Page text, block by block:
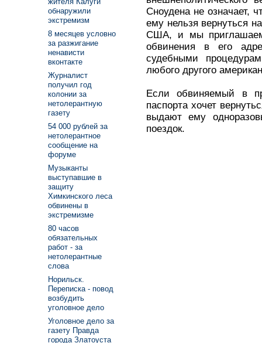
Сноудена не означает,
ему нельзя вернуться
США, и мы приглашаем
обвинения в его
судебными
любого другого
Если обвиняемый в
паспорта хочет
выдают ему
поездок.
обнаружили
экстремизм
8 месяцев условно
за разжигание
ненависти
вконтакте
Журналист
получил год
колонии за
нетолерантную
газету
54 000 рублей за
нетолерантное
сообщение на
форуме
Музыканты
выступавшие в
защиту
Химкинского леса
обвинены в
экстремизме
80 часов
обязательных
работ - за
нетолерантные
слова
Норильск.
Переписка - повод
возбудить
уголовное дело
Уголовное дело за
газету Правда
города Златоуста